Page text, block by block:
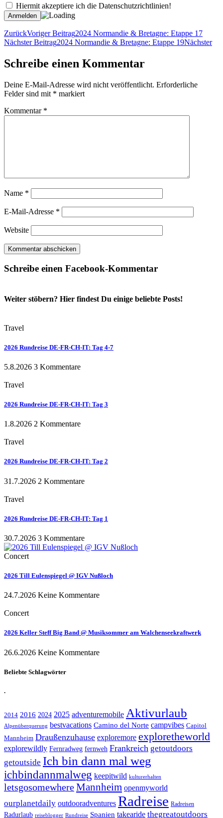
Hiermit akzeptiere ich die Datenschutzrichtlinien!
ZurückVoriger Beitrag2024 Normandie & Bretagne: Etappe 17
Nächster Beitrag2024 Normandie & Bretagne: Etappe 19Nächster
Schreibe einen Kommentar
Deine E-Mail-Adresse wird nicht veröffentlicht. Erforderliche
Felder sind mit * markiert
Kommentar *
Name *
E-Mail-Adresse *
Website
Schreibe einen Facebook-Kommentar
Weiter stöbern? Hier findest Du einige beliebte Posts!
Travel
2026 Rundreise DE-FR-CH-IT: Tag 4-7
5.8.2026 3 Kommentare
Travel
2026 Rundreise DE-FR-CH-IT: Tag 3
1.8.2026 2 Kommentare
Travel
2026 Rundreise DE-FR-CH-IT: Tag 2
31.7.2026 2 Kommentare
Travel
2026 Rundreise DE-FR-CH-IT: Tag 1
30.7.2026 3 Kommentare
Concert
2026 Till Eulenspiegel @ IGV Nußloch
24.7.2026 Keine Kommentare
Concert
2026 Keller Steff Big Band @ Musiksommer am Walchenseekraftwerk
26.6.2026 Keine Kommentare
Beliebte Schlagwörter
.
2014 2016 2024 2025 adventuremobile Aktivurlaub
Alpenüberquerung bestvacations Camino del Norte campvibes Capitol
Mannheim Draußenzuhause exploremore exploretheworld
explorewildly Fernradweg fernweh Frankreich getoutdoors
getoutside Ich bin dann mal weg
ichbindannmalweg keepitwild kulturerhalten
letsgosomewhereMannheim openmyworld
ourplanetdaily outdooradventures Radreise Radreisen
Radurlaub reiseblogger Rundreise Spanien takearide thegreatoutdoors